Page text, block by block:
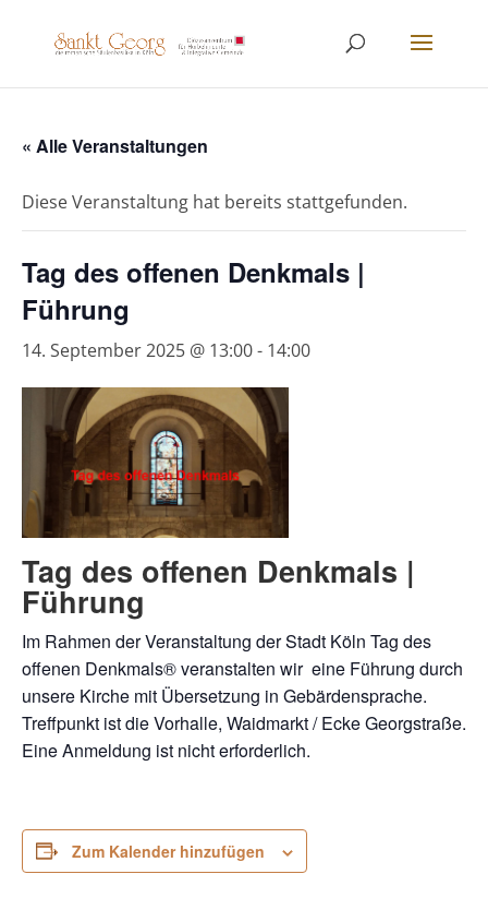
springen
« Alle Veranstaltungen
Diese Veranstaltung hat bereits stattgefunden.
Tag des offenen Denkmals |
Führung
14. September 2025 @ 13:00- 14:00
Tag des offenen Denkmals |
Führung
Im Rahmen der Veranstaltung der Stadt Köln Tag des
offenen Denkmals® veranstalten wir eine Führung durch
unsere Kirche mit Übersetzung in Gebärdensprache.
Treffpunkt ist die Vorhalle, Waidmarkt / Ecke Georgstraße.
Eine Anmeldung ist nicht erforderlich.
Zum Kalender hinzufügen